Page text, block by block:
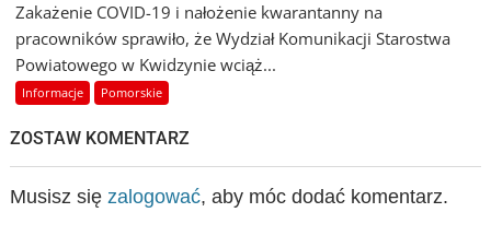
Zakażenie COVID-19 i nałożenie kwarantanny na
pracowników sprawiło, że Wydział Komunikacji Starostwa
Powiatowego w Kwidzynie wciąż...
Informacje Pomorskie
ZOSTAW KOMENTARZ
Musisz sięzalogować, aby móc dodać komentarz.